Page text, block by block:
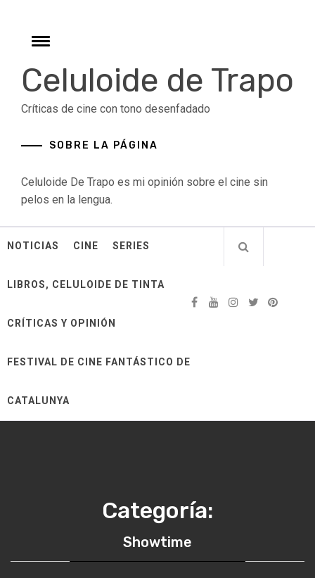
contentToggle
Celuloide de Trapo
Críticas de cine con tono desenfadado
SOBRE LA PÁGINA
Celuloide De Trapo es mi opinión sobre el cine sin
pelos en la lengua.
NOTICIAS CINE SERIES
LIBROS, CELULOIDE DE TINTA
CRÍTICAS Y OPINIÓN
FESTIVAL DE CINE FANTÁSTICO DE
CATALUNYA
Categoría:
Showtime